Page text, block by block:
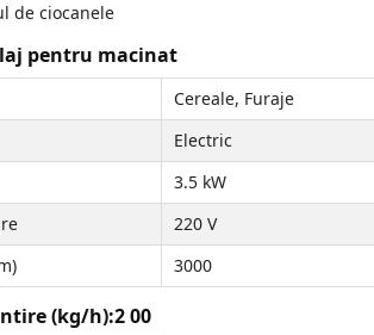
de ciocanele
pentru macinat
Cereale, Furaje
Electric
3.5 kW
220 V
3000
(kg/h):2 00